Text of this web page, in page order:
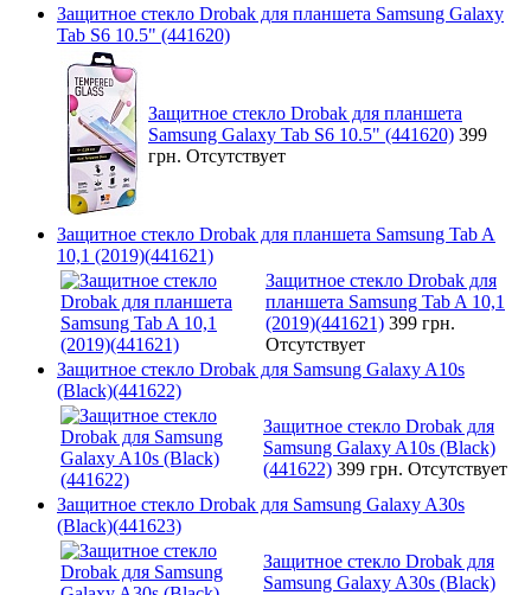
Защитное стекло Drobak для планшета Samsung Galaxy
Tab S6 10.5" (441620)
Защитное стекло Drobak для планшета
Samsung Galaxy Tab S6 10.5" (441620) 399
грн. Отсутствует
Защитное стекло Drobak для планшета Samsung Tab A
10,1 (2019)(441621)
Защитное стекло Drobak для
планшета Samsung Tab A 10,1
(2019)(441621) 399 грн.
Отсутствует
Защитное стекло Drobak для Samsung Galaxy A10s
(Black)(441622)
Защитное стекло Drobak для
Samsung Galaxy A10s (Black)
(441622) 399 грн. Отсутствует
Защитное стекло Drobak для Samsung Galaxy A30s
(Black)(441623)
Защитное стекло Drobak для
Samsung Galaxy A30s (Black)